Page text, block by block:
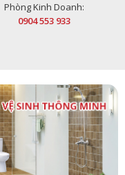
Phòng Kinh Doanh:
0904 553 933